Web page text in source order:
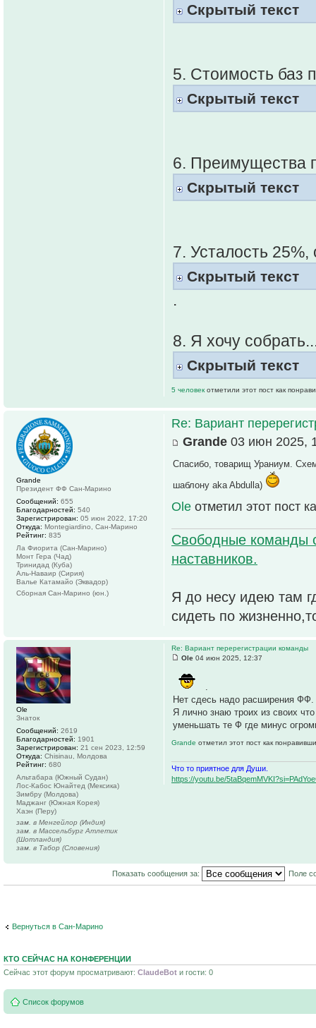
Скрытый текст
5. Стоимость баз
Скрытый текст
6. Преимущества
Скрытый текст
7. Усталость 25%,
Скрытый текст
.
8. Я хочу
Скрытый текст
5 человек отметили этот пост как
Re: Вариант
Grande 03 июн 2025,
Спасибо, товарищ Ураниум.
шаблону aka Abdulla)
Ole отметил этот пост
Свободные команды
наставников.
Я до несу идею там
сидеть по
Grande
Президент ФФ Сан-Марино
Сообщений: 655
Благодарностей: 540
Зарегистрирован: 05 июн 2022, 17:20
Откуда: Montegiardino, Сан-Марино
Рейтинг: 835
Ла Фиорита (Сан-Марино)
Монт Гера (Чад)
Тринидад (Куба)
Аль-Наваир (Сирия)
Валье Катамайо (Эквадор)
Сборная Сан-Марино (юн.)
Re: Вариант перерегистрации команды
Ole 04 июн 2025, 12:37
.
Нет сдесь надо расширения ФФ.
Я лично знаю троих из своих
уменьшать те Ф где минус
Grande отметил этот пост как
Что то приятное для Души.
https://youtu.be/
Ole
Знаток
Сообщений: 2619
Благодарностей: 1901
Зарегистрирован: 21 сен 2023, 12:59
Откуда: Chisinau, Молдова
Рейтинг: 680
Альтабара (Южный Судан)
Лос-Кабос Юнайтед (Мексика)
Зимбру (Молдова)
Маджанг (Южная Корея)
Хаэн (Перу)
зам. в Менгейлор (Индия)
зам. в Массельбург Атлетик
(Шотландия)
зам. в Табор (Словения)
Показать сообщения за: Поле
Вернуться в Сан-Марино
КТО СЕЙЧАС НА КОНФЕРЕНЦИИ
Сейчас этот форум просматривают: ClaudeBot и гости: 0
Список форумов